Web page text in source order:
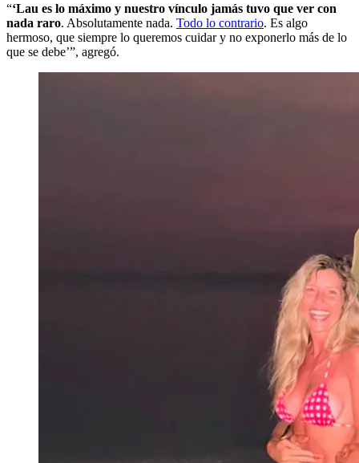
“‘Lau es lo máximo y nuestro vínculo jamás tuvo que ver con
nada raro. Absolutamente nada. Todo lo contrario. Es algo
hermoso, que siempre lo queremos cuidar y no exponerlo más de lo
que se debe’”, agregó.